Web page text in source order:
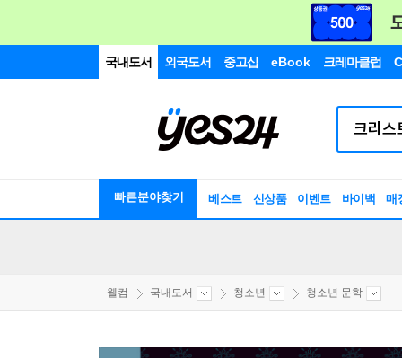
국내도서 외국도서 중고샵 eBook 크레마클럽
빠른분야찾기 베스트 신상품 이벤트 바이백 매
웰컴 국내도서 청소년 청소년 문학